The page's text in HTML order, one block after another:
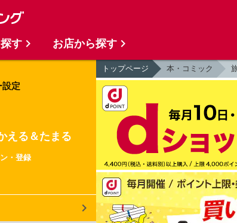
設定
える＆たまる
・登録
トップページ 本・コミック
す お店から探す